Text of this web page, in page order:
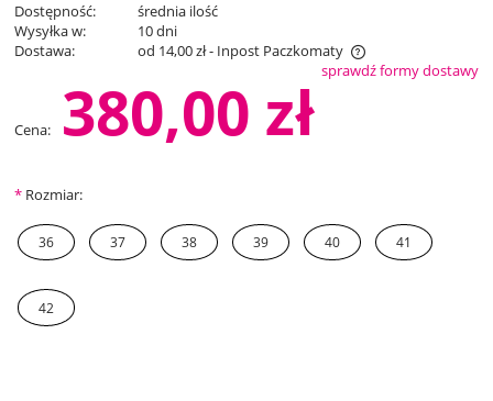
Dostępność:
średnia ilość
Wysyłka w:
10 dni
Dostawa:
od 14,00 zł- Inpost Paczkomaty
Cena nie zawiera ewentualnych kosztów płatnościsprawdź formy dostawy
Cena: 380,00 zł
* Rozmiar:
36 37 38 39 40 41
42